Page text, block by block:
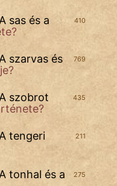
410
sas és a
769
szarvas és
435
szobrot
211
tengeri
275
tonhal és a